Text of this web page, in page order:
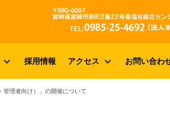
採用情報 アクセス お問い合わ
理者向け）」の開催について